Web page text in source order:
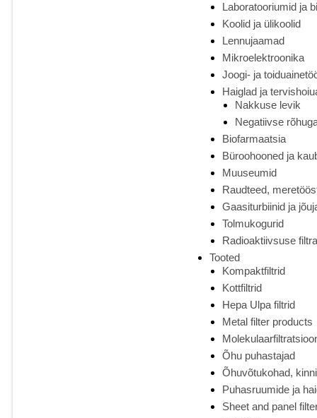
Laboratooriumid ja
Koolid ja ülikoolid
Lennujaamad
Mikroelektroonika
Joogi- ja
Haiglad ja
Nakkuse levik
Negatiivse
Biofarmaatsia
Büroohooned ja
Muuseumid
Raudteed,
Gaasiturbiinid ja
Tolmukogurid
Radioaktiivsuse
Tooted
Kompaktfiltrid
Kottfiltrid
Hepa Ulpa filtrid
Metal filter products
Õhu puhastajad
Õhuvõtukohad,
Puhasruumide ja
Sheet and panel